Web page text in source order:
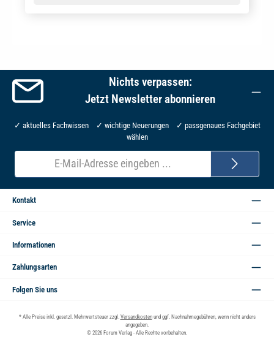
Nichts verpassen:
Jetzt Newsletter abonnieren
✓ aktuelles Fachwissen ✓ wichtige Neuerungen ✓ passgenaues Fachgebiet
wählen
E-
Mail-
Adresse*
Kontakt
Service
Informationen
Zahlungsarten
Folgen Sie uns
* Alle Preise inkl. gesetzl. Mehrwertsteuer zzgl. Versandkostenund ggf. Nachnahmegebühren, wenn nicht anders
angegeben.
© 2026 Forum Verlag - Alle Rechte vorbehalten.